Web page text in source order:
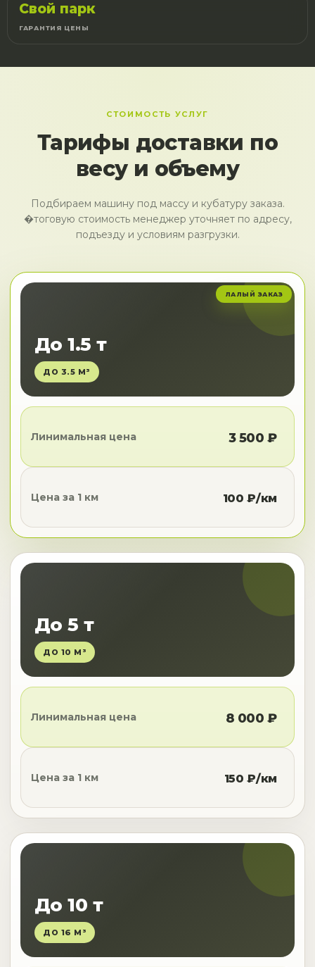
Свой парк
ГАРАНТИЯ ЦЕНЫ
СТОИМОСТЬ УСЛУГ
Тарифы доставки по
весу и объему
Подбираем машину под массу и кубатуру заказа.
�тоговую стоимость менеджер уточняет по адресу,
подъезду и условиям разгрузки.
ЛАЛЫЙ ЗАКАЗ
До 1.5 т
ДО 3.5 М³
Линимальная цена 3 500 ₽
Цена за 1 км 100 ₽/км
До 5 т
ДО 10 М³
Линимальная цена 8 000 ₽
Цена за 1 км 150 ₽/км
До 10 т
ДО 16 М³